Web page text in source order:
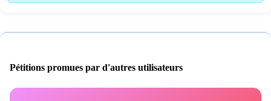
Pétitions promues par d'autres utilisateurs